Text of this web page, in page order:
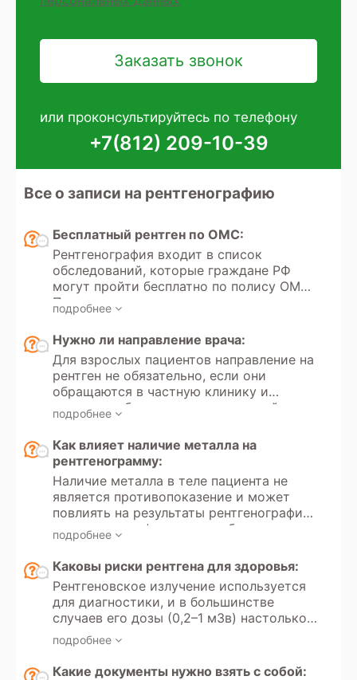
или проконсультируйтесь по телефону
+7(812) 209-10-39
Все о записи на рентгенографию
Бесплатный рентген по ОМС:
Рентгенография входит в список
обследований, которые граждане РФ
могут пройти бесплатно по полису ОМС.
Получение направления на
рентгенографию регулируется
Федеральным законом РФ «Об
обязательном медицинском
страховании» №323. Кроме того, в
России доступно прохождение
рентгеновских исследований в рамках
добровольного медицинского
подробнее
Нужно ли направление врача:
Для взрослых пациентов направление на
рентген не обязательно, если они
обращаются в частную клинику и
проходят обследование на платной
основе. Однако для детей до 18 лет
направление от врача необходимо как
для частных, так и для государственных
медицинских учреждений, поскольку
проведение рентгенографии ребенку
связано с лучевой нагрузкой на
организм.
подробнее
Как влияет наличие металла на
рентгенограмму:
Наличие металла в теле пациента не
является противопоказение и может
повлиять на результаты рентгенографии,
создавая артефакты на изображении.
Металлические предметы (например,
зубные импланты, суставные протезы,
брекеты или пирсинг) блокируют или
искажают рентгеновские лучи, что
может привести к появлению
затененных участков на снимке.
Оператор рентгена обычно учитывает
возможные артефакты, чтобы получить
подробнее
Каковы риски рентгена для здоровья:
Рентгеновское излучение используется
для диагностики, и в большинстве
случаев его дозы (0,2–1 мЗв) настолько
малы, что риски для здоровья
минимальны. Однако частое
воздействие рентгеновского излучения
подробнее
Какие документы нужно взять с собой: